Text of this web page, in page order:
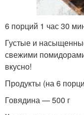
6 порций 1 час 30
Густые и
свежими
вкусно!
Продукты (на 6
Говядина — 500 г